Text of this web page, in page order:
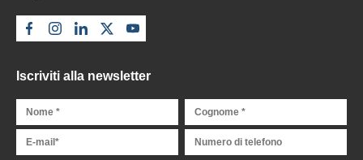
Iscriviti alla newsletter